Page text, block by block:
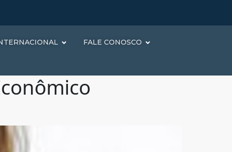
FALE CONOSCO